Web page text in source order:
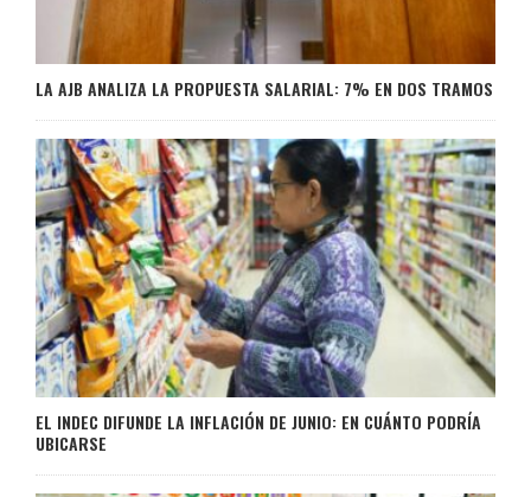
LA AJB ANALIZA LA PROPUESTA SALARIAL: 7% EN DOS TRAMOS
EL INDEC DIFUNDE LA INFLACIÓN DE JUNIO: EN CUÁNTO PODRÍA
UBICARSE